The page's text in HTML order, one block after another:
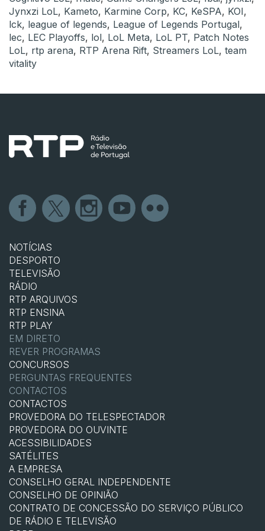
Jynxzi LoL, Kameto, Karmine Corp, KC, KeSPA, KOI,
lck, league of legends, League of Legends Portugal,
lec, LEC Playoffs, lol, LoL Meta, LoL PT, Patch Notes
LoL, rtp arena, RTP Arena Rift, Streamers LoL, team
vitality
NOTÍCIAS
DESPORTO
TELEVISÃO
RÁDIO
RTP ARQUIVOS
RTP ENSINA
RTP PLAY
EM DIRETO
REVER PROGRAMAS
CONCURSOS
PERGUNTAS FREQUENTES
CONTACTOS
CONTACTOS
PROVEDORA DO TELESPECTADOR
PROVEDORA DO OUVINTE
ACESSIBILIDADES
SATÉLITES
A EMPRESA
CONSELHO GERAL INDEPENDENTE
CONSELHO DE OPINIÃO
CONTRATO DE CONCESSÃO DO SERVIÇO PÚBLICO
DE RÁDIO E TELEVISÃO